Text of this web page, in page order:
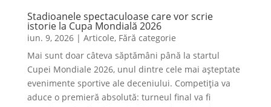
Stadioanele spectaculoase care vor scrie
istorie la Cupa Mondială 2026
iun. 9, 2026| Articole, Fără categorie
Mai sunt doar câteva săptămâni până la startul
Cupei Mondiale 2026, unul dintre cele mai așteptate
evenimente sportive ale deceniului. Competiția va
aduce o premieră absolută: turneul final va fi